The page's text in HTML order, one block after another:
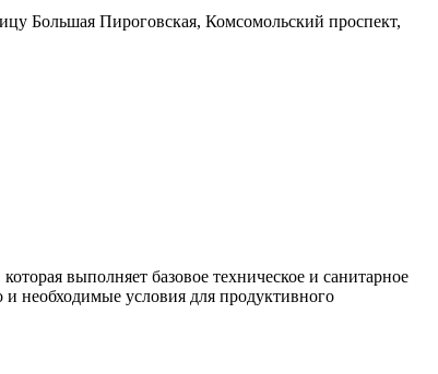
Большая Пироговская, Комсомольский проспект,
выполняет базовое техническое и санитарное
необходимые условия для продуктивного